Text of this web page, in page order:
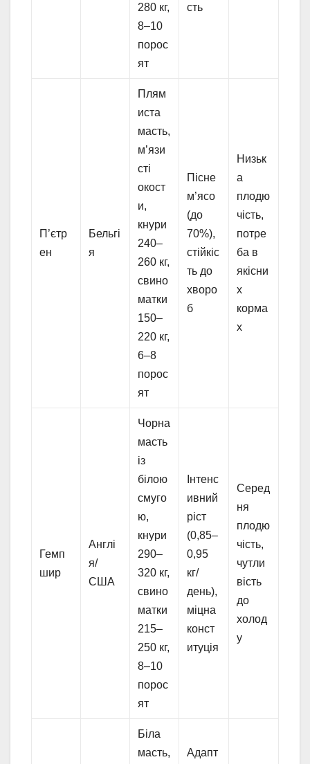
280 кг,
8–10
порос
ят
сть
П’єтр
ен
Бельгі
я
Плям
иста
масть,
м’язи
сті
окост
и,
кнури
240–
260 кг,
свино
матки
150–
220 кг,
6–8
порос
ят
Пісне
м’ясо
(до
70%),
стійкіс
ть до
хворо
б
Низьк
а
плодю
чість,
потре
ба в
якісни
х
корма
х
Гемп
шир
Англі
я/
США
Чорна
масть
із
білою
смуго
ю,
кнури
290–
320 кг,
свино
матки
215–
250 кг,
8–10
порос
ят
Інтенс
ивний
ріст
(0,85–
0,95
кг/
день),
міцна
конст
итуція
Серед
ня
плодю
чість,
чутли
вість
до
холод
у
Біла
масть,
Адапт